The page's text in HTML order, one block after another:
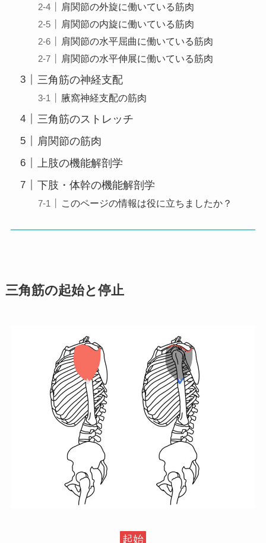
肩関節の外旋に働いている筋肉
肩関節の内旋に働いている筋肉
肩関節の水平屈曲に働いている筋肉
肩関節の水平伸展に働いている筋肉
三角筋の神経支配
腋窩神経支配の筋肉
三角筋のストレッチ
肩関節の筋肉
上肢の機能解剖学
下肢・体幹の機能解剖学
このページの情報は役に立ちましたか？
三角筋の起始と停止
起始